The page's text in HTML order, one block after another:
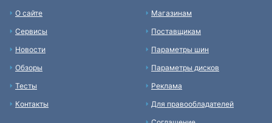
О сайте
Сервисы
Новости
Обзоры
Тесты
Контакты
Магазинам
Поставщикам
Параметры шин
Параметры дисков
Реклама
Для правообладателей